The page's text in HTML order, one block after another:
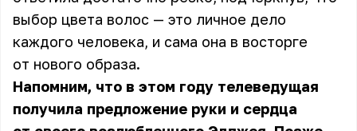
выбор цвета волос — это личное дело
каждого человека, и сама она в восторге
от нового образа.
Напомним, что в этом году телеведущая
получила предложение руки и сердца